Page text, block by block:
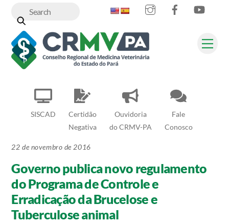
content
SISCAD
Certidão
Negativa
Ouvidoria
do CRMV-PA
Fale
Conosco
InstagramFacebook
22 de novembro de 2016
Governo publica novo regulamento
do Programa de Controle e
Erradicação da Brucelose e
Tuberculose animal